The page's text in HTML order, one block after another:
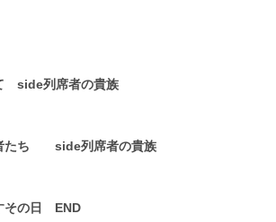
side列席者の貴族
者たち side列席者の貴族
その日 END